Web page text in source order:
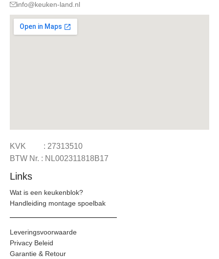
info@keuken-land.nl
KVK : 27313510
BTW Nr. : NL002311818B17
Links
Wat is een keukenblok?
Handleiding montage spoelbak
Leveringsvoorwaarde
Privacy Beleid
Garantie & Retour